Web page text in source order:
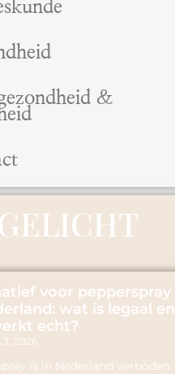
&
voor pepperspray
wat is legaal en
echt?
2026
is in Nederland verboden